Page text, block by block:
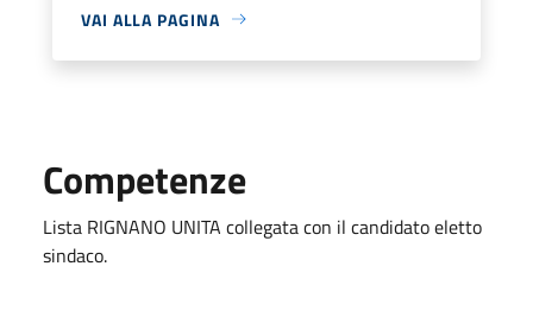
VAI ALLA PAGINA
Competenze
Lista RIGNANO UNITA collegata con il candidato eletto
sindaco.